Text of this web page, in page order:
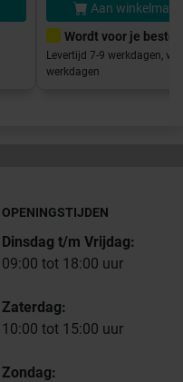
Aan
Wordt voor je
Levertijd 7-9 werkdagen,
werkdagen
OPENINGSTIJDEN
Dinsdag t/m Vrijdag:
09:00 tot 18:00 uur
Zaterdag:
10:00 tot 15:00 uur
Zondag: